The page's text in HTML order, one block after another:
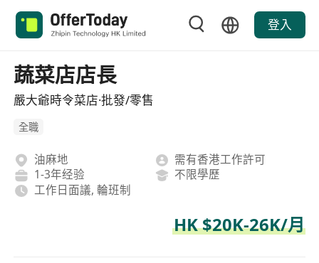
登入
蔬菜店店長
嚴大爺時令菜店·批發/零售
全職
油麻地
需有香港工作許可
1-3年经验
不限學歷
工作日面議, 輪班制
HK $20K-26K/月